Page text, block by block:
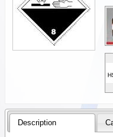
Description